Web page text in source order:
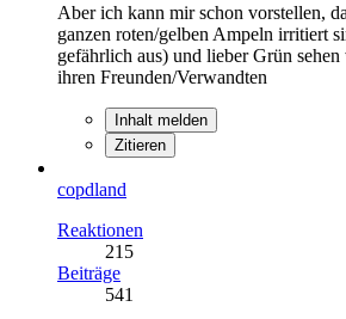
Aber ich kann mir schon vorstellen,
ganzen roten/gelben Ampeln irritiert
gefährlich aus) und lieber Grün
ihren Freunden/Verwandten
Inhalt melden
Zitieren
copdland
Reaktionen
215
Beiträge
541